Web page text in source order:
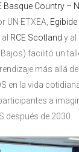
Basque Country –
UN ETXEA, Egibide
RCE Scotland y al
facilitó un
más allá
en la vida
a
después de 2030.